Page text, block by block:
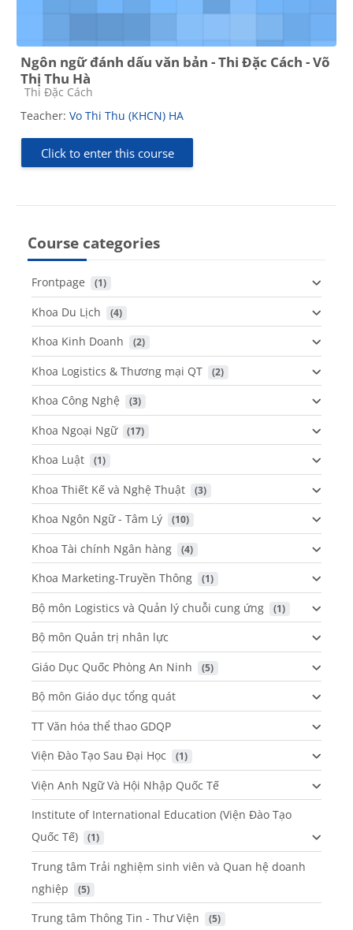
Ngôn ngữ đánh dấu văn bản - Thi Đặc Cách - Võ
Thị Thu Hà
Course category
Thi Đặc Cách
Teacher: Vo Thi Thu (KHCN) HA
Click to enter this course
Course categories
Frontpage (1)
Khoa Du Lịch (4)
Khoa Kinh Doanh (2)
Khoa Logistics & Thương mại QT (2)
Khoa Công Nghệ (3)
Khoa Ngoại Ngữ (17)
Khoa Luật (1)
Khoa Thiết Kế và Nghệ Thuật (3)
Khoa Ngôn Ngữ - Tâm Lý (10)
Khoa Tài chính Ngân hàng (4)
Khoa Marketing-Truyền Thông (1)
Bộ môn Logistics và Quản lý chuỗi cung ứng (1)
Bộ môn Quản trị nhân lực
Giáo Dục Quốc Phòng An Ninh
(5)
Bộ môn Giáo dục tổng quát
TT Văn hóa thể thao GDQP
Viện Đào Tạo Sau Đại Học
(1)
Viện Anh Ngữ Và Hội Nhập Quốc Tế
Institute of International Education (Viện Đào Tạo
Quốc Tế)
(1)
Trung tâm Trải nghiệm sinh viên và Quan hệ doanh
nghiệp
(5)
Trung tâm Thông Tin - Thư Viện (5)